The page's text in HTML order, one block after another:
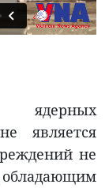
ядерных
является
не
обладающим